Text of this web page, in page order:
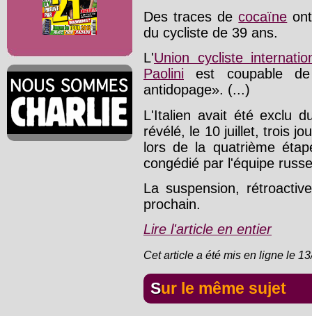
Des traces decocaïne
du cycliste de 39 ans.
L'Union cycliste
Paolini est coupable de
antidopage». (...)
L'Italien avait été exclu
révélé, le 10 juillet, trois
lors de la quatrième
congédié par l'équipe
La suspension,
prochain.
Lire l'article en entier
Cet article a été mis en ligne le
Sur le même sujet